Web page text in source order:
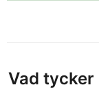
Vad tycker